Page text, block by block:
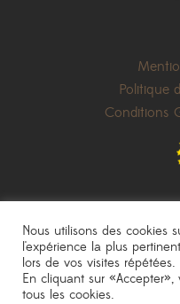
Politique
Conditions
les prix indiqués sont donnés à
préavis
Nous utilisons des cookies
l'expérience la plus
lors de vos visites répétées.
En cliquant sur
tous les cookies.